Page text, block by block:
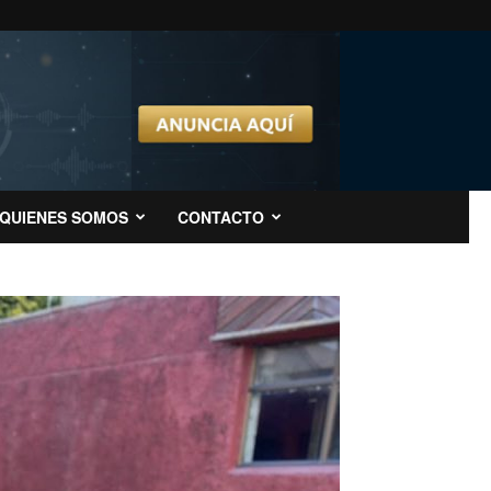
QUIENES SOMOS CONTACTO